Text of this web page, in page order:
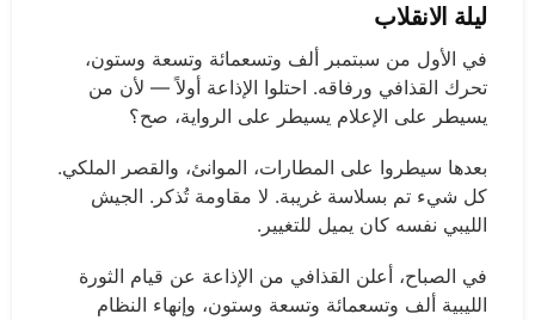
ليلة الانقلاب
في الأول من سبتمبر ألف وتسعمائة وتسعة وستون،
تحرك القذافي ورفاقه. احتلوا الإذاعة أولاً — لأن من
يسيطر على الإعلام يسيطر على الرواية، صح؟
بعدها سيطروا على المطارات، الموانئ، والقصر الملكي.
كل شيء تم بسلاسة غريبة. لا مقاومة تُذكر. الجيش
الليبي نفسه كان يميل للتغيير.
في الصباح، أعلن القذافي من الإذاعة عن قيام الثورة
الليبية ألف وتسعمائة وتسعة وستون، وإنهاء النظام